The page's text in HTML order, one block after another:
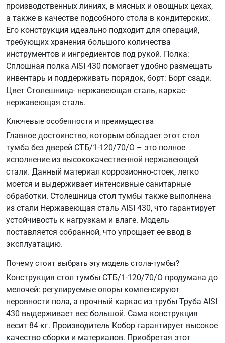
производственных линиях, в мясных и овощных цехах,
а также в качестве подсобного стола в кондитерских.
Его конструкция идеально подходит для операций,
требующих хранения большого количества
инструментов и ингредиентов под рукой. Полка:
Сплошная полка AISI 430 помогает удобно размещать
инвентарь и поддерживать порядок, борт: Борт сзади.
Цвет Столешница- нержавеющая сталь, каркас-
нержавеющая сталь.
Ключевые особенности и преимущества
Главное достоинство, которым обладает этот стол
тумба без дверей СТБ/1-120/70/О – это полное
исполнение из высококачественной нержавеющей
стали. Данный материал коррозионно-стоек, легко
моется и выдерживает интенсивные санитарные
обработки. Столешница стол тумбы также выполнена
из стали Нержавеющая сталь AISI 430, что гарантирует
устойчивость к нагрузкам и влаге. Модель
поставляется собранной, что упрощает ее ввод в
эксплуатацию.
Почему стоит выбрать эту модель стола-тумбы?
Конструкция стол тумбы СТБ/1-120/70/О продумана до
мелочей: регулируемые опоры компенсируют
неровности пола, а прочный каркас из трубы Труба AISI
430 выдерживает вес большой. Сама конструкция
весит 84 кг. Производитель Кобор гарантирует высокое
качество сборки и материалов. Приобретая этот